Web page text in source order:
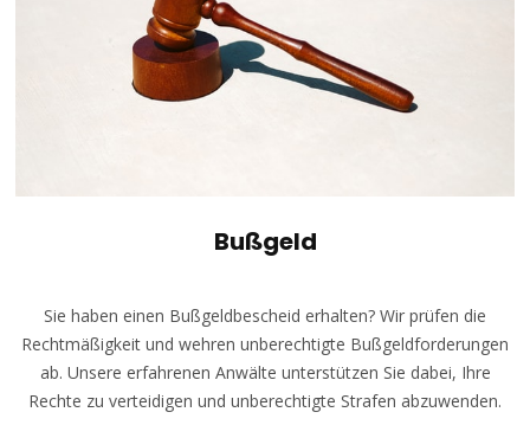
Bußgeld
Sie haben einen Bußgeldbescheid erhalten? Wir prüfen die
Rechtmäßigkeit und wehren unberechtigte Bußgeldforderungen
ab. Unsere erfahrenen Anwälte unterstützen Sie dabei, Ihre
Rechte zu verteidigen und unberechtigte Strafen abzuwenden.